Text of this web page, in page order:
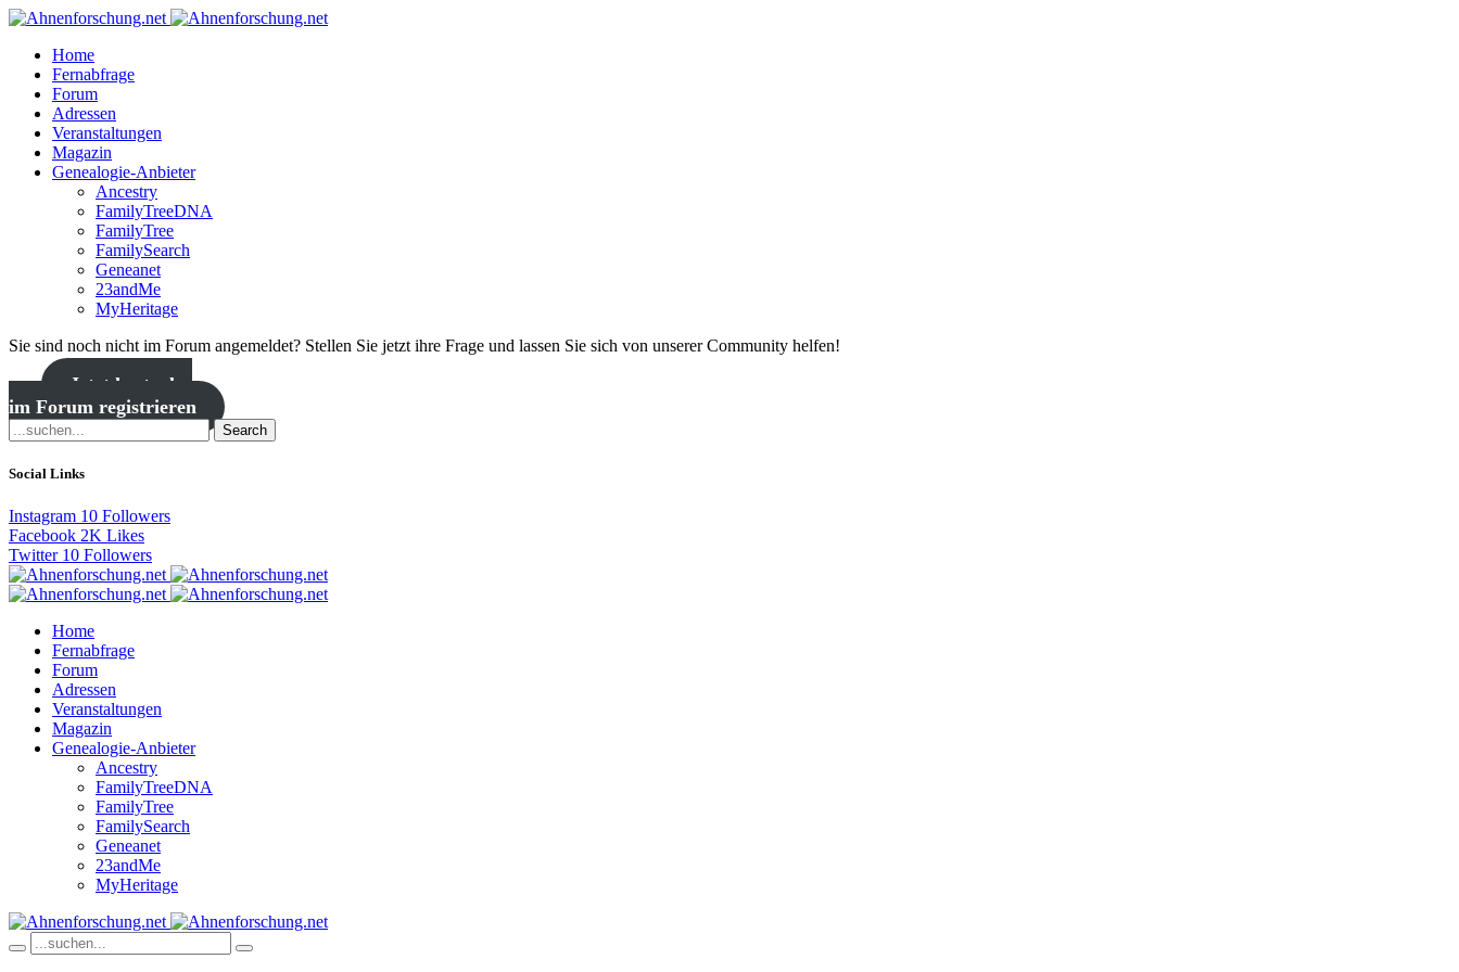
Home
Fernabfrage
Forum
Adressen
Veranstaltungen
Magazin
Genealogie-Anbieter
Ancestry
FamilyTreeDNA
FamilyTree
FamilySearch
Geneanet
23andMe
MyHeritage
Sie sind noch nicht im Forum angemeldet? Stellen Sie jetzt ihre Frage und lassen Sie sich von unserer Community helfen!
Jetzt kostenlos
im Forum registrieren
Search
Social Links
Instagram 10 Followers
Facebook 2K Likes
Twitter 10 Followers
Home
Fernabfrage
Forum
Adressen
Veranstaltungen
Magazin
Genealogie-Anbieter
Ancestry
FamilyTreeDNA
FamilyTree
FamilySearch
Geneanet
23andMe
MyHeritage